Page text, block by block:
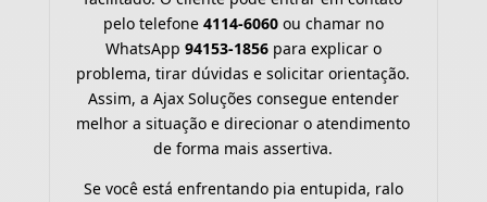
pelo telefone 4114-6060ou chamar no
WhatsApp 94153-1856para explicar o
problema, tirar dúvidas e solicitar orientação.
Assim, a Ajax Soluções consegue entender
melhor a situação e direcionar o atendimento
de forma mais assertiva.
Se você está enfrentando pia entupida, ralo